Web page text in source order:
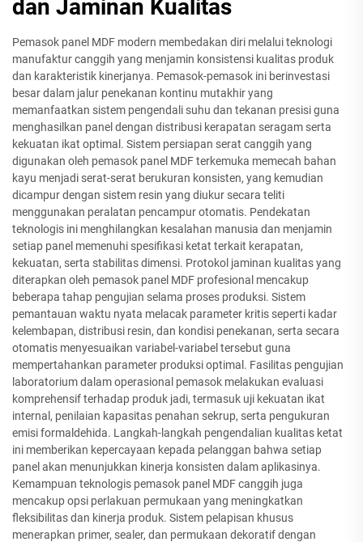
dan Jaminan Kualitas
Pemasok panel MDF modern membedakan diri melalui teknologi
manufaktur canggih yang menjamin konsistensi kualitas produk
dan karakteristik kinerjanya. Pemasok-pemasok ini berinvestasi
besar dalam jalur penekanan kontinu mutakhir yang
memanfaatkan sistem pengendali suhu dan tekanan presisi guna
menghasilkan panel dengan distribusi kerapatan seragam serta
kekuatan ikat optimal. Sistem persiapan serat canggih yang
digunakan oleh pemasok panel MDF terkemuka memecah bahan
kayu menjadi serat-serat berukuran konsisten, yang kemudian
dicampur dengan sistem resin yang diukur secara teliti
menggunakan peralatan pencampur otomatis. Pendekatan
teknologis ini menghilangkan kesalahan manusia dan menjamin
setiap panel memenuhi spesifikasi ketat terkait kerapatan,
kekuatan, serta stabilitas dimensi. Protokol jaminan kualitas yang
diterapkan oleh pemasok panel MDF profesional mencakup
beberapa tahap pengujian selama proses produksi. Sistem
pemantauan waktu nyata melacak parameter kritis seperti kadar
kelembapan, distribusi resin, dan kondisi penekanan, serta secara
otomatis menyesuaikan variabel-variabel tersebut guna
mempertahankan parameter produksi optimal. Fasilitas pengujian
laboratorium dalam operasional pemasok melakukan evaluasi
komprehensif terhadap produk jadi, termasuk uji kekuatan ikat
internal, penilaian kapasitas penahan sekrup, serta pengukuran
emisi formaldehida. Langkah-langkah pengendalian kualitas ketat
ini memberikan kepercayaan kepada pelanggan bahwa setiap
panel akan menunjukkan kinerja konsisten dalam aplikasinya.
Kemampuan teknologis pemasok panel MDF canggih juga
mencakup opsi perlakuan permukaan yang meningkatkan
fleksibilitas dan kinerja produk. Sistem pelapisan khusus
menerapkan primer, sealer, dan permukaan dekoratif dengan